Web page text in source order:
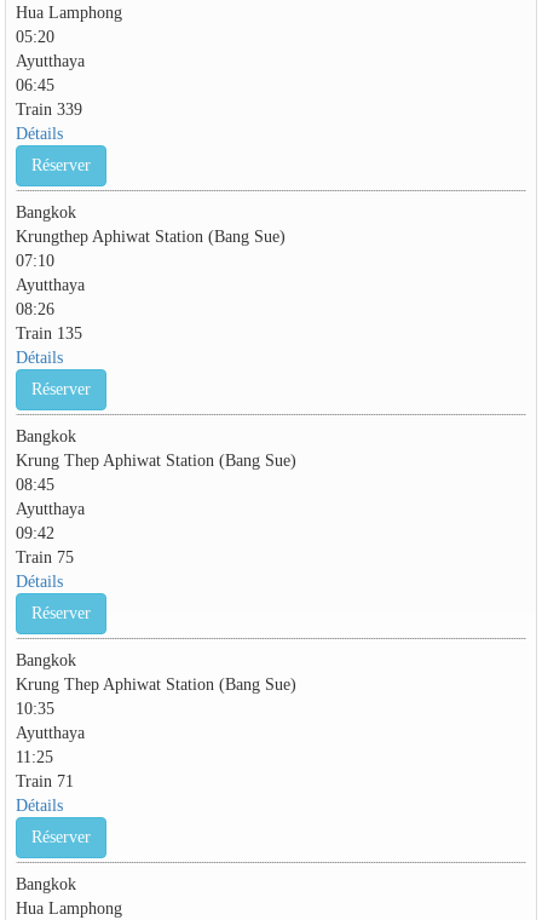
Hua Lamphong
05:20
Ayutthaya
06:45
Train 339
Détails
Réserver
Bangkok
Krungthep Aphiwat Station (Bang Sue)
07:10
Ayutthaya
08:26
Train 135
Détails
Réserver
Bangkok
Krung Thep Aphiwat Station (Bang Sue)
08:45
Ayutthaya
09:42
Train 75
Détails
Réserver
Bangkok
Krung Thep Aphiwat Station (Bang Sue)
10:35
Ayutthaya
11:25
Train 71
Détails
Réserver
Bangkok
Hua Lamphong